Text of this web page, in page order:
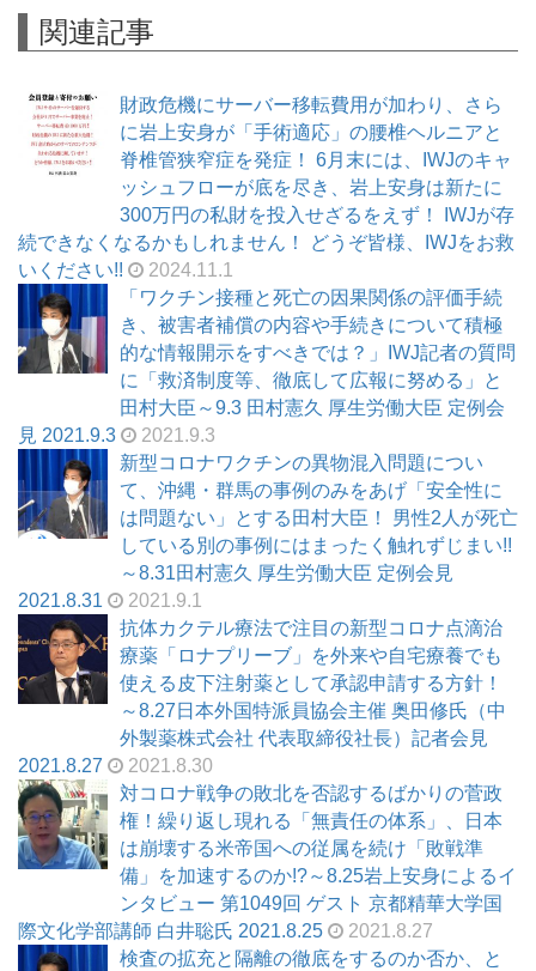
関連記事
財政危機にサーバー移転費用が加わり、さら
に岩上安身が「手術適応」の腰椎ヘルニアと
脊椎管狭窄症を発症！ 6月末には、IWJのキャ
ッシュフローが底を尽き、岩上安身は新たに
300万円の私財を投入せざるをえず！ IWJが存
続できなくなるかもしれません！ どうぞ皆様、IWJをお救
いください!!
2024.11.1
「ワクチン接種と死亡の因果関係の評価手続
き、被害者補償の内容や手続きについて積極
的な情報開示をすべきでは？」IWJ記者の質問
に「救済制度等、徹底して広報に努める」と
田村大臣～9.3 田村憲久 厚生労働大臣 定例会
見 2021.9.3
2021.9.3
新型コロナワクチンの異物混入問題につい
て、沖縄・群馬の事例のみをあげ「安全性に
は問題ない」とする田村大臣！ 男性2人が死亡
している別の事例にはまったく触れずじまい!!
～8.31田村憲久 厚生労働大臣 定例会見
2021.8.31
2021.9.1
抗体カクテル療法で注目の新型コロナ点滴治
療薬「ロナプリーブ」を外来や自宅療養でも
使える皮下注射薬として承認申請する方針！
～8.27日本外国特派員協会主催 奥田修氏（中
外製薬株式会社 代表取締役社長）記者会見
2021.8.27
2021.8.30
対コロナ戦争の敗北を否認するばかりの菅政
権！繰り返し現れる「無責任の体系」、日本
は崩壊する米帝国への従属を続け「敗戦準
備」を加速するのか!?～8.25岩上安身によるイ
ンタビュー 第1049回 ゲスト 京都精華大学国
際文化学部講師 白井聡氏 2021.8.25
2021.8.27
検査の拡充と隔離の徹底をするのか否か、と